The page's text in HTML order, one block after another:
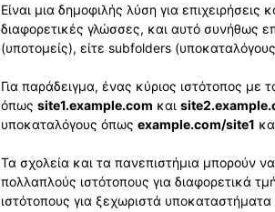
Είναι μια δημοφιλής λύση για επιχειρήσεις
διαφορετικές γλώσσες, και αυτό συνήθως
(υποτομείς), είτε subfolders
Για παράδειγμα, ένας κύριος ιστότοπος με
όπως site1.example.com και
υποκαταλόγους όπως example.com/site1
Τα σχολεία και τα πανεπιστήμια μπορούν
πολλαπλούς ιστότοπους για διαφορετικά
ιστότοπους για ξεχωριστά υποκαταστήματα